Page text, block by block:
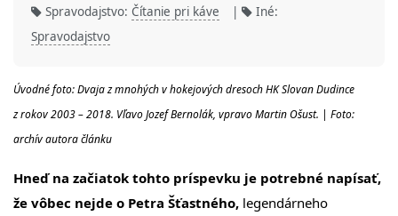
Spravodajstvo: Čítanie pri káve |
Iné:
Spravodajstvo
Úvodné foto: Dvaja z mnohých v hokejových dresoch HK Slovan Dudince
z rokov 2003 – 2018. Vľavo Jozef Bernolák, vpravo Martin Ošust. | Foto:
archív autora článku
Hneď na začiatok tohto príspevku je potrebné napísať,
že vôbec nejde o Petra Šťastného, legendárneho